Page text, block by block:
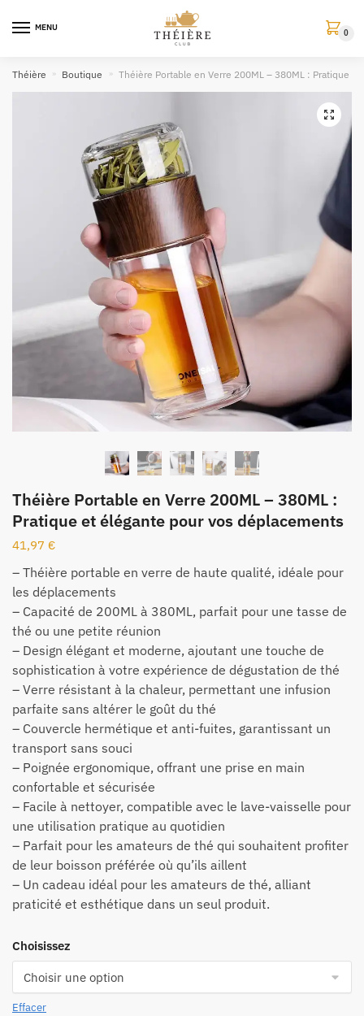
MENU
0
Théière » Boutique Théière Portable en Verre 200ML – 380ML : Pratique
🔍
Théière Portable en Verre 200ML – 380ML :
Pratique et élégante pour vos déplacements
41,97 €
– Théière portable en verre de haute qualité, idéale pour
les déplacements
– Capacité de 200ML à 380ML, parfait pour une tasse de
thé ou une petite réunion
– Design élégant et moderne, ajoutant une touche de
sophistication à votre expérience de dégustation de thé
– Verre résistant à la chaleur, permettant une infusion
parfaite sans altérer le goût du thé
– Couvercle hermétique et anti-fuites, garantissant un
transport sans souci
– Poignée ergonomique, offrant une prise en main
confortable et sécurisée
– Facile à nettoyer, compatible avec le lave-vaisselle pour
une utilisation pratique au quotidien
– Parfait pour les amateurs de thé qui souhaitent profiter
de leur boisson préférée où qu’ils aillent
– Un cadeau idéal pour les amateurs de thé, alliant
praticité et esthétique dans un seul produit.
Choisissez
Effacer